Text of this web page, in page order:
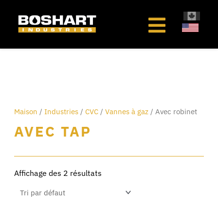
Maison / Industries / CVC /Vannes à gaz / Avec robinet
AVEC TAP
Affichage des 2 résultats